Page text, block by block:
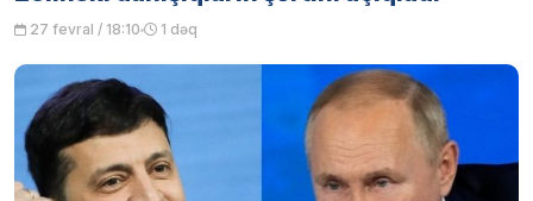
27 fevral / 18:10 1 dəq